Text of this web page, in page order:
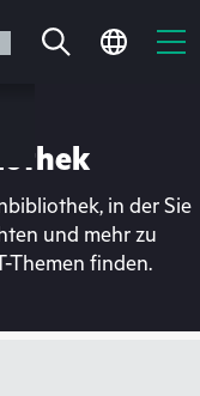
aktuell
in der Sie
und mehr zu
Themen finden.